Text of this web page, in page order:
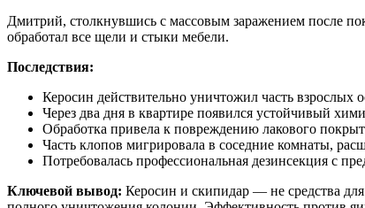
Дмитрий, столкнувшись с массовым заражением после
обработал все щели и стыки мебели.
Последствия:
Керосин действительно уничтожил часть взрослых
Через два дня в квартире появился устойчивый
Обработка привела к повреждению лакового
Часть клопов мигрировала в соседние комнаты,
Потребовалась профессиональная дезинсекция с
Ключевой вывод: Керосин и скипидар — не средства